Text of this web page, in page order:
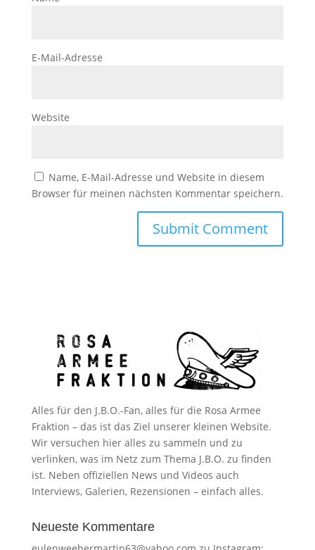
E-Mail-Adresse
Website
Name, E-Mail-Adresse und Website in diesem
Browser für meinen nächsten Kommentar speichern.
Alles für den J.B.O.-Fan, alles für die Rosa Armee
Fraktion – das ist das Ziel unserer kleinen Website.
Wir versuchen hier alles zu sammeln und zu
verlinken, was im Netz zum Thema J.B.O. zu finden
ist. Neben offiziellen News und Videos auch
Interviews, Galerien, Rezensionen – einfach alles.
Neueste Kommentare